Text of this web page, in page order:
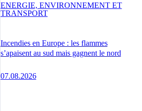
Incendies en Europe : les flammes
s’apaisent au sud mais gagnent le nord
07.08.2026
ENERGIE, ENVIRONNEMENT ET
TRANSPORT